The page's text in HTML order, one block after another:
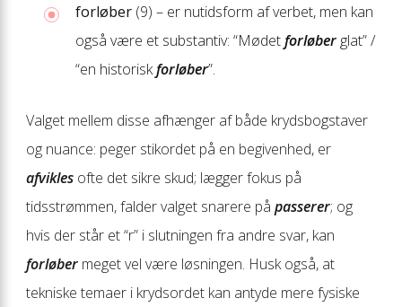
forløber (9) – er nutidsform af verbet, men kan
også være et substantiv: “Mødetforløber glat” /
“en historiskforløber”.
Valget mellem disse afhænger af både krydsbogstaver
og nuance: peger stikordet på en begivenhed, er
afvikles ofte det sikre skud; lægger fokus på
tidsstrømmen, falder valget snarere på passerer; og
hvis der står et “r” i slutningen fra andre svar, kan
forløber meget vel være løsningen. Husk også, at
tekniske temaer i krydsordet kan antyde mere fysiske